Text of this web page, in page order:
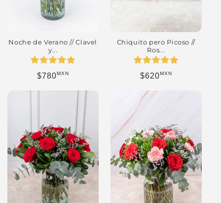
Noche de Verano // Clavel
y...
Precio habitual
$780MXN
Chiquito pero Picoso //
Ros...
Precio habitual
$620MXN